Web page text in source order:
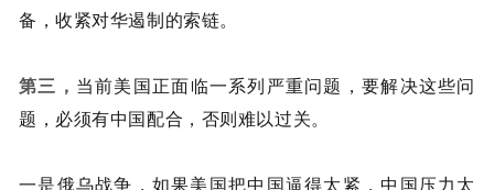
备，收紧对华遏制的索链。
第三， 当前美国正面临一系列严重问题，要解决这些问
题，必须有中国配合，否则难以过关。
一是俄乌战争，如果美国把中国逼得太紧，中国压力太